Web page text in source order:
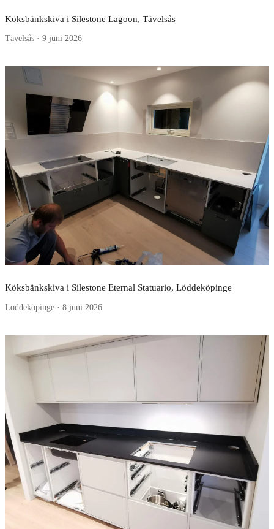
Köksbänkskiva i Silestone Lagoon, Tävelsås
Tävelsås · 9 juni 2026
Köksbänkskiva i Silestone Eternal Statuario, Löddeköpinge
Löddeköpinge · 8 juni 2026